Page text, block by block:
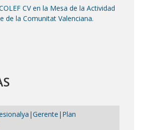
CV en la Mesa de la Actividad
de la Comunitat Valenciana.